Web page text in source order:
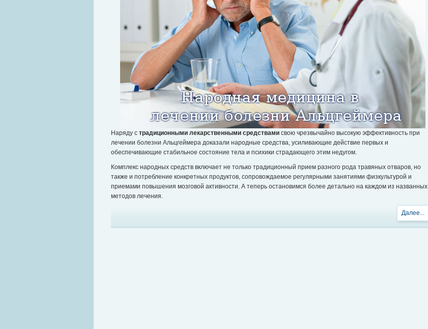
Наряду с традиционными лекарственными средствами свою чрезвычайно высокую эффективность при
лечении болезни Альцгеймера доказали народные средства, усиливающие действие первых и
обеспечивающие стабильное состояние тела и психики страдающего этим недугом.
Комплекс народных средств включает не только традиционный прием разного рода травяных отваров, но
также и потребление конкретных продуктов, сопровождаемое регулярными занятиями физкультурой и
приемами повышения мозговой активности. А теперь остановимся более детально на каждом из названных
методов лечения.
Далее...